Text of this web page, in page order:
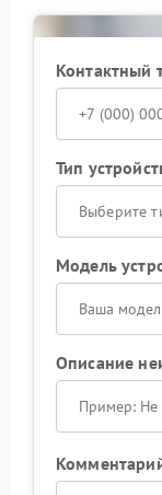
Контактный
Тип
Выберите
Модель
Описание